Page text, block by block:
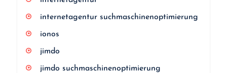
internetagentur suchmaschinenoptimierung
ionos
jimdo
jimdo suchmaschinenoptimierung